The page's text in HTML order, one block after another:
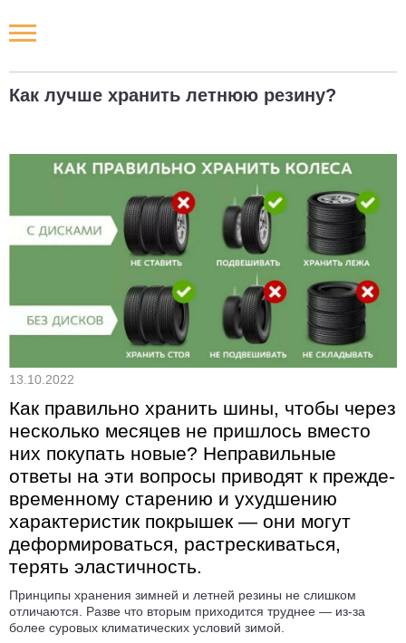
Как лучше хранить летнюю резину?
13.10.2022
Как правильно хранить шины, чтобы через
несколько месяцев не пришлось вместо
них покупать новые? Неправильные
ответы на эти вопросы приводят к прежде­
временному старению и ухудшению
характе­ристик покрышек — они могут
деформи­роваться, растрески­ваться,
терять эластичность.
Принципы хранения зимней и летней резины не слишком
отличаются. Разве что вторым приходится труднее — из-за
более суровых климати­ческих условий зимой.
Новости РФ
Новости компаний
Наши мероприятия